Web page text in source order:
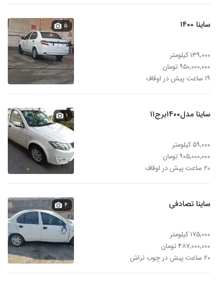
ساینا ۱۴۰۰
۱۳۹,۰۰۰ کیلومتر
۹۵۰,۰۰۰,۰۰۰ تومان
۱۹ ساعت پیش در اوقاف
۵
ساینا مدل۱۴۰۰برج۱۱
۵۹,۰۰۰ کیلومتر
۹۰۵,۰۰۰,۰۰۰ تومان
۲۰ ساعت پیش در اوقاف
۱
ساینا تصادفی
۱۷۵,۰۰۰ کیلومتر
۴۸۷,۰۰۰,۰۰۰ تومان
۲۰ ساعت پیش در چوب تراش
۴